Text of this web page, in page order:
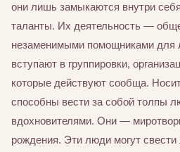
они лишь замыкаются внутри
таланты. Их деятельность —
незаменимыми помощниками для
вступают в группировки,
которые действуют сообща.
способны вести за собой толпы
вдохновителями. Они —
рождения. Эти люди могут